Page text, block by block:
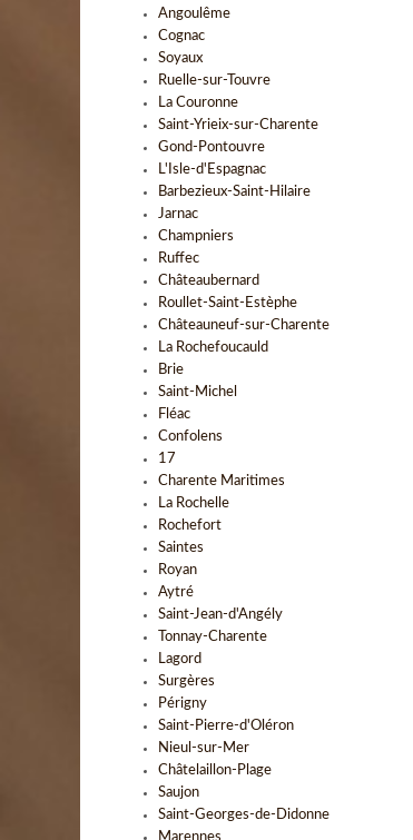
Angoulême
Cognac
Soyaux
Ruelle-sur-Touvre
La Couronne
Saint-Yrieix-sur-Charente
Gond-Pontouvre
L'Isle-d'Espagnac
Barbezieux-Saint-Hilaire
Jarnac
Champniers
Ruffec
Châteaubernard
Roullet-Saint-Estèphe
Châteauneuf-sur-Charente
La Rochefoucauld
Brie
Saint-Michel
Fléac
Confolens
17
Charente Maritimes
La Rochelle
Rochefort
Saintes
Royan
Aytré
Saint-Jean-d'Angély
Tonnay-Charente
Lagord
Surgères
Périgny
Saint-Pierre-d'Oléron
Nieul-sur-Mer
Châtelaillon-Plage
Saujon
Saint-Georges-de-Didonne